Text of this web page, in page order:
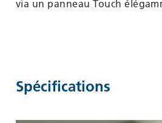
via un panneau Touch
Spécifications